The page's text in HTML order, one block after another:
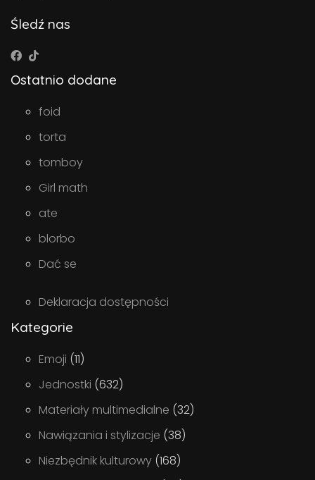
Śledź nas
Ostatnio dodane
foid
torta
tomboy
Girl math
ate
blorbo
Dać se
Deklaracja dostępności
Kategorie
Emoji (11)
Jednostki (632)
Materiały multimedialne (32)
Nawiązania i stylizacje (38)
Niezbędnik kulturowy (168)